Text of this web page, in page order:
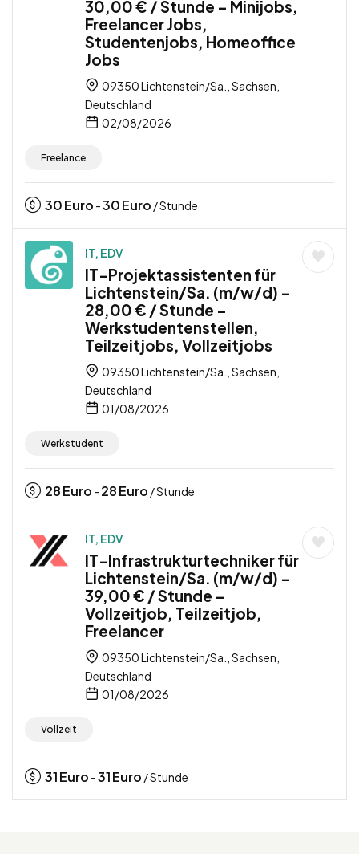
30,00 € / Stunde – Minijobs,
Freelancer Jobs,
Studentenjobs, Homeoffice
Jobs
09350 Lichtenstein/Sa., Sachsen,
Deutschland
02/08/2026
Freelance
30Euro -30Euro / Stunde
IT, EDV
IT-Projektassistenten für
Lichtenstein/Sa. (m/w/d) –
28,00 € / Stunde –
Werkstudentenstellen,
Teilzeitjobs, Vollzeitjobs
09350 Lichtenstein/Sa., Sachsen,
Deutschland
01/08/2026
Werkstudent
28Euro - 28Euro / Stunde
IT, EDV
IT-Infrastrukturtechniker für
Lichtenstein/Sa. (m/w/d) –
39,00 € / Stunde –
Vollzeitjob, Teilzeitjob,
Freelancer
09350 Lichtenstein/Sa., Sachsen,
Deutschland
01/08/2026
Vollzeit
31Euro -31Euro / Stunde